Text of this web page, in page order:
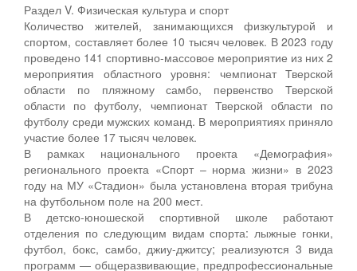
Раздел V. Физическая культура и спорт
Количество жителей, занимающихся физкультурой и
спортом, составляет более 10 тысяч человек. В 2023 году
проведено 141 спортивно-массовое мероприятие из них 2
мероприятия областного уровня: чемпионат Тверской
области по пляжному самбо, первенство Тверской
области по футболу, чемпионат Тверской области по
футболу среди мужских команд. В мероприятиях приняло
участие более 17 тысяч человек.
В рамках национального проекта «Демография»
регионального проекта «Спорт – норма жизни» в 2023
году на МУ «Стадион» была установлена вторая трибуна
на футбольном поле на 200 мест.
В детско-юношеской спортивной школе работают
отделения по следующим видам спорта: лыжные гонки,
футбол, бокс, самбо, джиу-джитсу; реализуются 3 вида
программ — общеразвивающие, предпрофессиональные